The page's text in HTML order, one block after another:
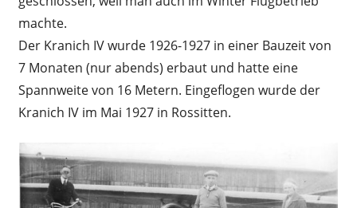
machte.
Der Kranich IV wurde 1926-1927 in einer Bauzeit von
7 Monaten (nur abends) erbaut und hatte eine
Spannweite von 16 Metern. Eingeflogen wurde der
Kranich IV im Mai 1927 in Rossitten.